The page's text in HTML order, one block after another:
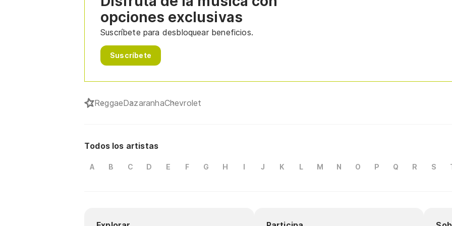
opciones exclusivas
Suscríbete para desbloquear beneficios.
Suscríbete
ReggaeDazaranhaChevrolet
Todos los artistas
A B C D E F G H I J K L M N O P Q R S